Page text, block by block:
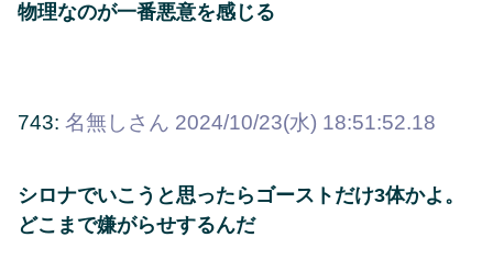
物理なのが一番悪意を感じる
743: 名無しさん 2024/10/23(水) 18:51:52.18
シロナでいこうと思ったらゴーストだけ3体かよ。
どこまで嫌がらせするんだ